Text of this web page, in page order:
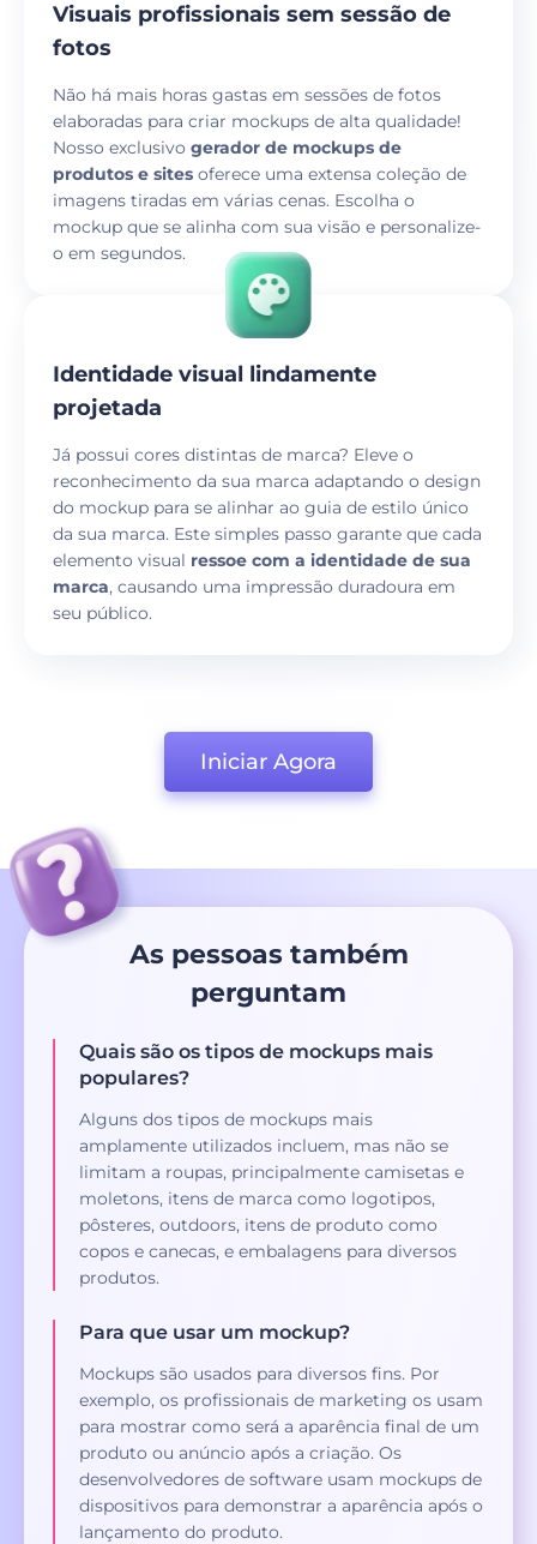
Visuais profissionais sem sessão de
fotos
Não há mais horas gastas em sessões de fotos
elaboradas para criar mockups de alta qualidade!
Nosso exclusivo gerador de mockups de
produtos e sites oferece uma extensa coleção de
imagens tiradas em várias cenas. Escolha o
mockup que se alinha com sua visão e personalize-
o em segundos.
Identidade visual lindamente
projetada
Já possui cores distintas de marca? Eleve o
reconhecimento da sua marca adaptando o design
do mockup para se alinhar ao guia de estilo único
da sua marca. Este simples passo garante que cada
elemento visual ressoe com a identidade de sua
marca, causando uma impressão duradoura em
seu público.
Iniciar Agora
As pessoas também
perguntam
Quais são os tipos de mockups mais
populares?
Alguns dos tipos de mockups mais
amplamente utilizados incluem, mas não se
limitam a roupas, principalmente camisetas e
moletons, itens de marca como logotipos,
pôsteres, outdoors, itens de produto como
copos e canecas, e embalagens para diversos
produtos.
Para que usar um mockup?
Mockups são usados para diversos fins. Por
exemplo, os profissionais de marketing os usam
para mostrar como será a aparência final de um
produto ou anúncio após a criação. Os
desenvolvedores de software usam mockups de
dispositivos para demonstrar a aparência após o
lançamento do produto.